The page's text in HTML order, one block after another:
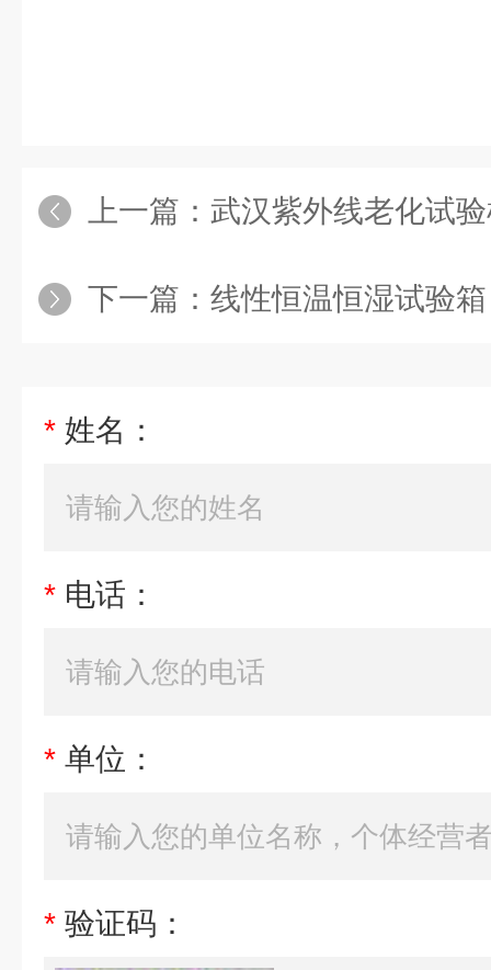
上一篇： 武汉紫外线老化试验
下一篇： 线性恒温恒湿试验箱
* 姓名：
* 电话：
* 单位：
* 验证码：